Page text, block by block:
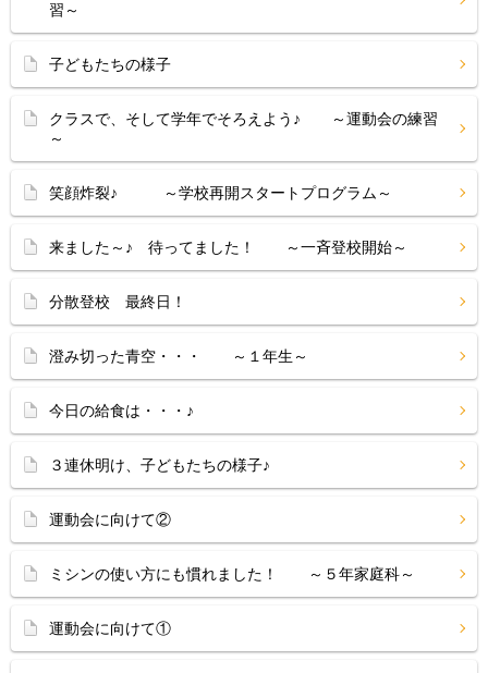
習～
子どもたちの様子
クラスで、そして学年でそろえよう♪ ～運動会の練習
～
笑顔炸裂♪ ～学校再開スタートプログラム～
来ました～♪ 待ってました！ ～一斉登校開始～
分散登校 最終日！
澄み切った青空・・・ ～１年生～
今日の給食は・・・♪
３連休明け、子どもたちの様子♪
運動会に向けて②
ミシンの使い方にも慣れました！ ～５年家庭科～
運動会に向けて①